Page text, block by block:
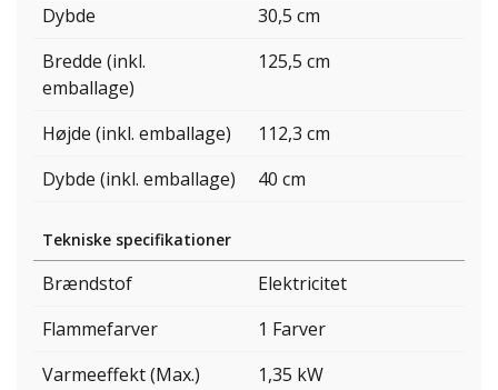
Dybde
30,5 cm
Bredde (inkl.
emballage)
125,5 cm
Højde (inkl. emballage)
112,3 cm
Dybde (inkl. emballage)
40 cm
Tekniske specifikationer
Brændstof
Elektricitet
Flammefarver
1 Farver
Varmeeffekt (Max.)
1,35 kW